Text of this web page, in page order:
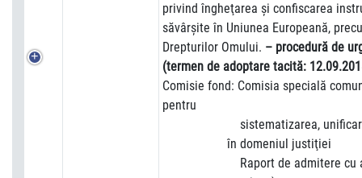
privind îngheţarea şi confiscarea
săvârşite în Uniunea Europeană,
Drepturilor Omului. – procedură de
(termen de adoptare tacită:
Comisie fond: Comisia specială
pentru
sistematizarea,
în domeniul
Raport de admitere cu